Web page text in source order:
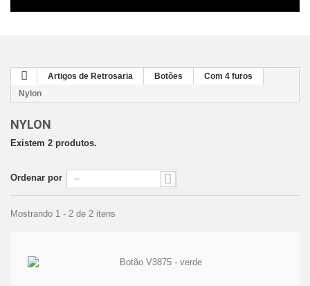
Artigos de Retrosaria Botões
Com 4 furos
Nylon
NYLON
Existem 2 produtos.
Ordenar por --
Mostrando 1 - 2 de 2 itens